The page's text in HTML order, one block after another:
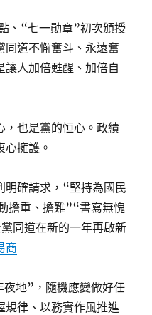
、“七一勛章”初次頒授
同道不懈奮斗、永遠奮
讓人加倍甦醒、加倍自
，也是黨的恒心。政績
擁護。
明確請求，“堅持為國民
擔重、擔難”“書寫無愧
同道在新的一年再啟新
商
地”，隨機應變做好任
規律、以務實作風推進